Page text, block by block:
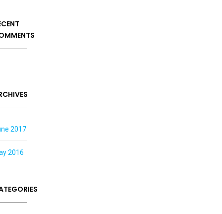
2017
2016